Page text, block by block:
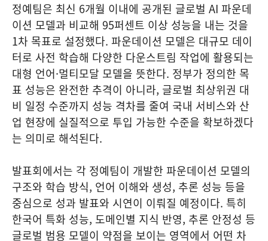
정예팀은 최신 6개월 이내에 공개된 글로벌 AI 파운데
이션 모델과 비교해 95퍼센트 이상 성능을 내는 것을
1차 목표로 설정했다. 파운데이션 모델은 대규모 데이
터로 사전 학습해 다양한 다운스트림 작업에 활용되는
대형 언어·멀티모달 모델을 뜻한다. 정부가 정의한 목
표 성능은 완전한 추격이 아니라, 글로벌 최상위권 대
비 일정 수준까지 성능 격차를 줄여 국내 서비스와 산
업 현장에 실질적으로 투입 가능한 수준을 확보하겠다
는 의미로 해석된다.
발표회에서는 각 정예팀이 개발한 파운데이션 모델의
구조와 학습 방식, 언어 이해와 생성, 추론 성능 등을
중심으로 성과 발표와 시연이 이뤄질 예정이다. 특히
한국어 특화 성능, 도메인별 지식 반영, 추론 안정성 등
글로벌 범용 모델이 약점을 보이는 영역에서 어떤 차